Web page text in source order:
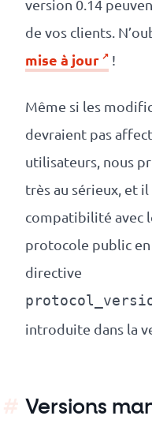
version 0.14
de vos clients.
mise à jour
!
Même si les
devraient pas
utilisateurs, nous
très au sérieux, et
compatibilité avec
protocole public
directive
introduite dans la
Versions